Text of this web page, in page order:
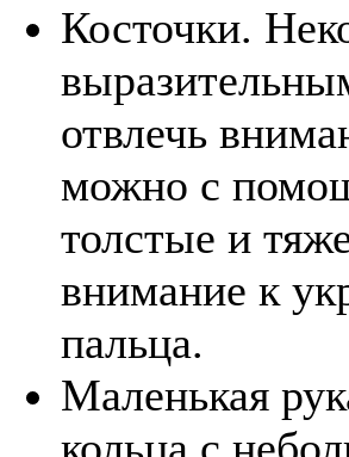
Косточки.
отвлечь
можно с
толстые и
внимание к
пальца.
Маленькая